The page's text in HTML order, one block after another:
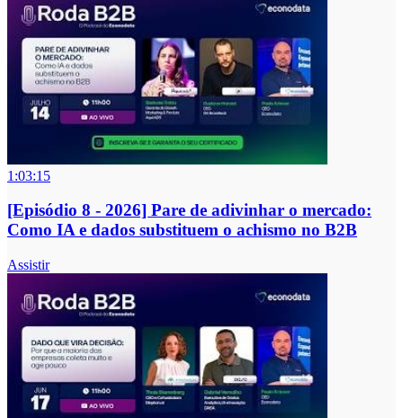
1:03:15
[Episódio 8 - 2026] Pare de adivinhar o mercado:
Como IA e dados substituem o achismo no B2B
Assistir